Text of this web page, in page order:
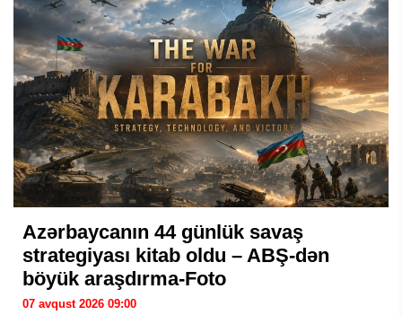
Azərbaycanın 44 günlük savaş
strategiyası kitab oldu – ABŞ-dən
böyük araşdırma-Foto
07 avqust 2026 09:00